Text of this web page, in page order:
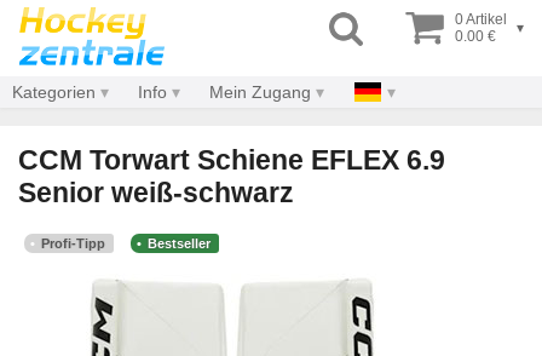
0 Artikel
0.00 €
▾
Kategorien Info Mein Zugang
CCM Torwart Schiene EFLEX 6.9
Senior weiß-schwarz
Profi-Tipp Bestseller